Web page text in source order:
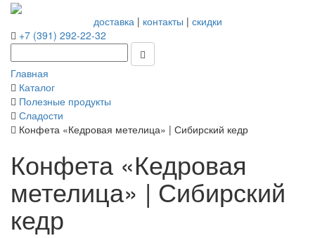
доставка| контакты | скидки
+7 (391) 292-22-32
Главная
Каталог
Полезные продукты
Сладости
Конфета «Кедровая метелица» | Сибирский кедр
Конфета «Кедровая
метелица» | Сибирский
кедр